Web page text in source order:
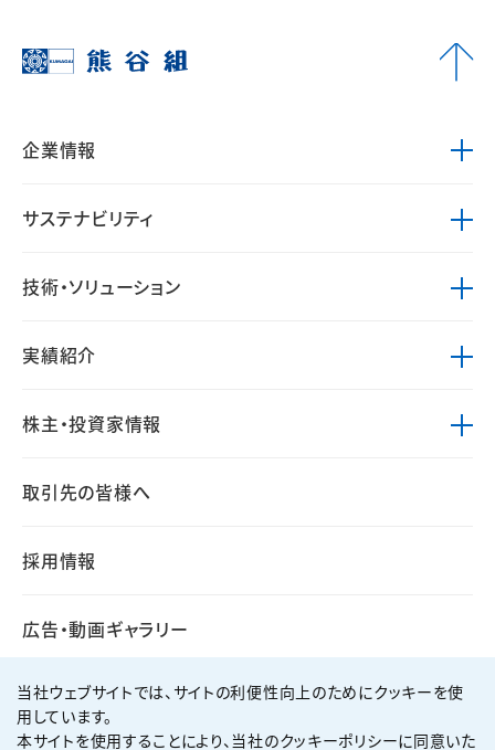
企業情報
サステナビリティ
技術・ソリューション
実績紹介
株主・投資家情報
取引先の皆様へ
採用情報
広告・動画ギャラリー
個人情報保護方針 サイト利用規約
当社ウェブサイトでは、サイトの利便性向上のためにクッキーを使
用しています。
本サイトを使用することにより、当社のクッキーポリシーに同意いた